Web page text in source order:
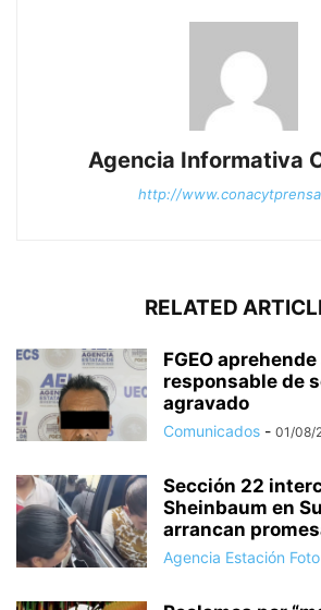
Agencia Informativa
http://
RELATED
FGEO
responsable de
agravado
Comunicados - 01/08/
Sección 22
Sheinbaum en
arrancan
Agencia Estación Foto